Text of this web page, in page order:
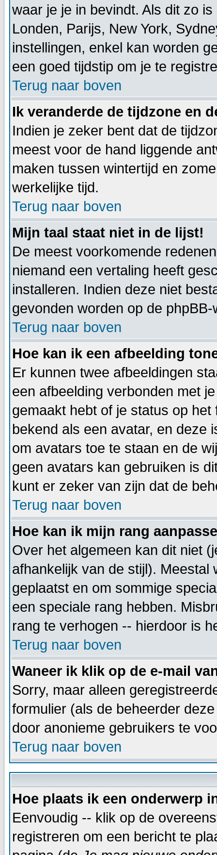
waar je je in bevindt. Als dit zo
Londen, Parijs, New York,
instellingen, enkel kan worden
een goed tijdstip om je te
Terug naar boven
Ik veranderde de tijdzone en
Indien je zeker bent dat de
meest voor de hand liggende
maken tussen wintertijd en
werkelijke tijd.
Terug naar boven
Mijn taal staat niet in de lijst!
De meest voorkomende
niemand een vertaling heeft
installeren. Indien deze niet
gevonden worden op de
Terug naar boven
Hoe kan ik een afbeelding
Er kunnen twee afbeeldingen
een afbeelding verbonden met
gemaakt hebt of je status op
bekend als een avatar, en deze
om avatars toe te staan en de
geen avatars kan gebruiken is
kunt er zeker van zijn dat de
Terug naar boven
Hoe kan ik mijn rang
Over het algemeen kan dit niet
afhankelijk van de stijl).
geplaatst en om sommige
een speciale rang hebben.
rang te verhogen -- hierdoor is
Terug naar boven
Waneer ik klik op de e-mail
Sorry, maar alleen
formulier (als de beheerder
door anonieme gebruikers te
Terug naar boven
Hoe plaats ik een onderwerp
Eenvoudig -- klik op de
registreren om een bericht te